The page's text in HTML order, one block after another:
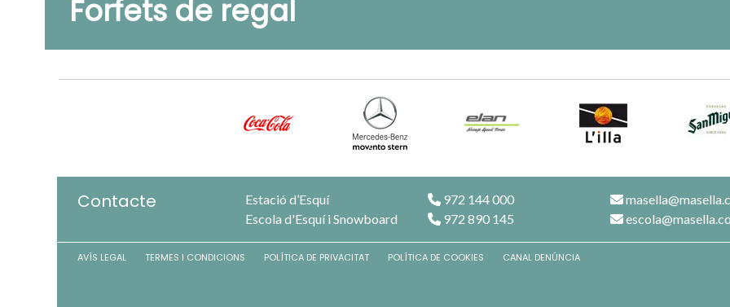
Forfets de regal
Contacte Estació d’Esquí 972 144 000
Escola d'Esquí i Snowboard
972 890 145
AVÍS LEGAL TERMES I CONDICIONS POLÍTICA DE PRIVACITAT POLÍTICA DE COOKIES CANAL DENÚNCIA